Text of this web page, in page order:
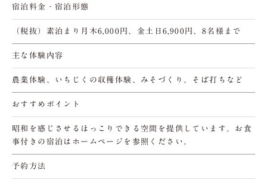
宿泊料金・宿泊形態
（税抜）素泊まり月木6,000円、金土日6,900円、8名様まで
主な体験内容
農業体験、いちじくの収穫体験、みそづくり、そば打ちなど
おすすめポイント
昭和を感じさせるほっこりできる空間を提供しています。お食
事付きの宿泊はホームページを参照ください。
予約方法